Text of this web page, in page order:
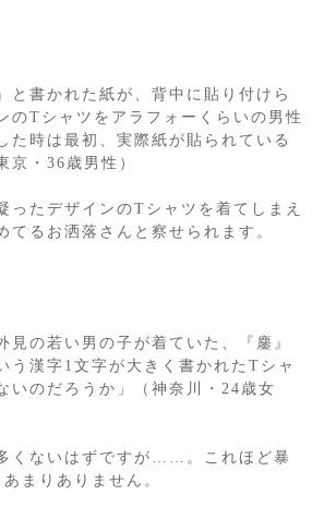
と書かれた紙が、背中に貼り付けら
のTシャツをアラフォーくらいの男性
た時は最初、実際紙が貼られている
京・36歳男性）
たデザインのTシャツを着てしまえ
てるお洒落さんと察せられます。
見の若い男の子が着ていた、『鏖』
う漢字1文字が大きく書かれたTシャ
いのだろうか」（神奈川・24歳女
くないはずですが……。これほど暴
まりありません。